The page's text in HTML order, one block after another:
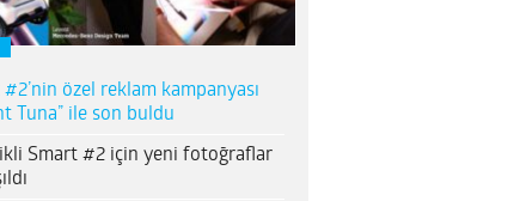
özel reklam kampanyası
Tuna” ile son buldu
Smart #2 için yeni fotoğraflar